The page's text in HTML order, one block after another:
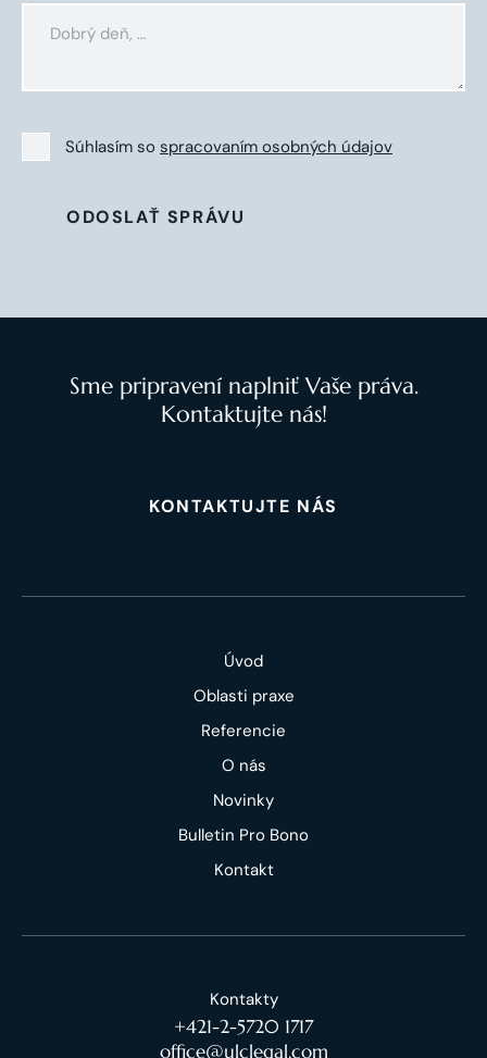
Súhlasím so spracovaním osobných údajov
ODOSLAŤ SPRÁVU
Sme pripravení naplniť Vaše práva.
Kontaktujte nás!
KONTAKTUJTE NÁS
Úvod
Oblasti praxe
Referencie
O nás
Novinky
Bulletin Pro Bono
Kontakt
Kontakty
+421-2-5720 1717
office@ulclegal.com